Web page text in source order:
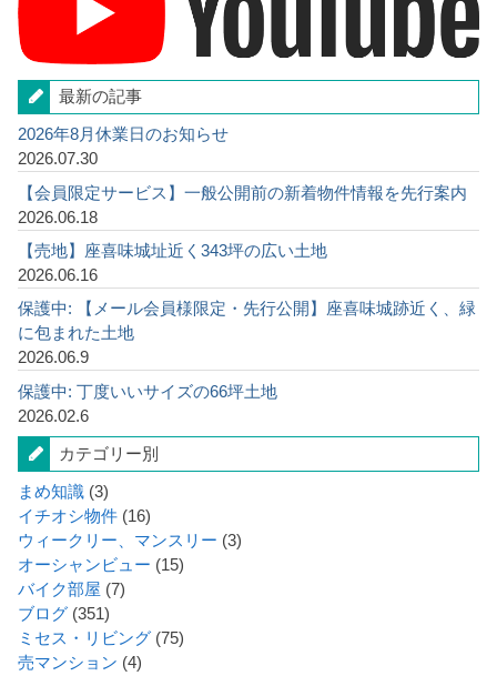
最新の記事
2026年8月休業日のお知らせ
2026.07.30
【会員限定サービス】一般公開前の新着物件情報を先行案内
2026.06.18
【売地】座喜味城址近く343坪の広い土地
2026.06.16
保護中: 【メール会員様限定・先行公開】座喜味城跡近く、緑
に包まれた土地
2026.06.9
保護中: 丁度いいサイズの66坪土地
2026.02.6
カテゴリー別
まめ知識 (3)
イチオシ物件 (16)
ウィークリー、マンスリー (3)
オーシャンビュー (15)
バイク部屋 (7)
ブログ (351)
ミセス・リビング (75)
売マンション (4)